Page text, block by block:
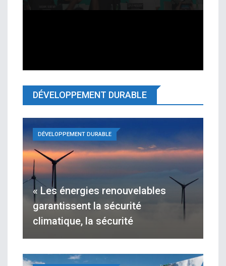
DÉVELOPPEMENT DURABLE
« Les énergies renouvelables
garantissent la sécurité
climatique, la sécurité
DÉVELOPPEMENT DURABLE